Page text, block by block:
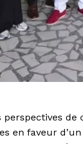
perspectives
en faveur